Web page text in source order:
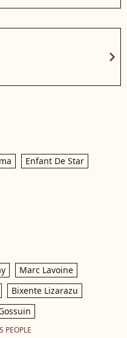
chevron_right
Enfant De Star
Marc Lavoine
Bixente Lizarazu
PEOPLE